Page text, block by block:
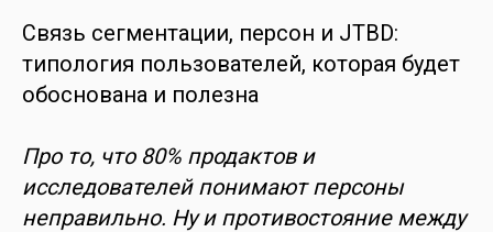
Связь сегментации, персон и JTBD:
типология пользователей, которая будет
обоснована и полезна
Про то, что 80% продактов и
исследователей понимают персоны
неправильно. Ну и противостояние между